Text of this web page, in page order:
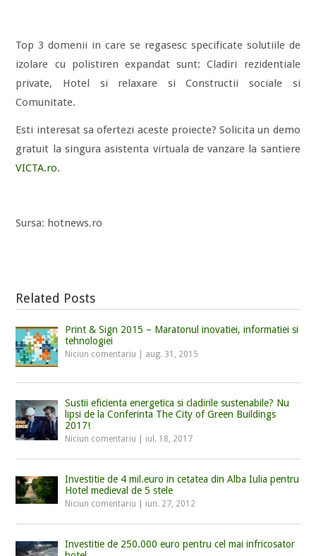
Top 3 domenii in care se regasesc specificate solutiile de
izolare cu polistiren expandat sunt: Cladiri rezidentiale
private, Hotel si relaxare si Constructii sociale si
Comunitate.
Esti interesat sa ofertezi aceste proiecte? Solicita un demo
gratuit la singura asistenta virtuala de vanzare la santiere
VICTA.ro.
Sursa: hotnews.ro
Related Posts
Print & Sign 2015 – Maratonul inovatiei, informatiei si
tehnologiei
Niciun comentariu aug. 31, 2015
Sustii eficienta energetica si cladirile sustenabile? Nu
lipsi de la Conferinta The City of Green Buildings
2017!
Niciun comentariu iul. 18, 2017
Investitie de 4 mil.euro in cetatea din Alba Iulia pentru
Hotel medieval de 5 stele
Niciun comentariu iun. 27, 2012
Investitie de 250.000 euro pentru cel mai infricosator